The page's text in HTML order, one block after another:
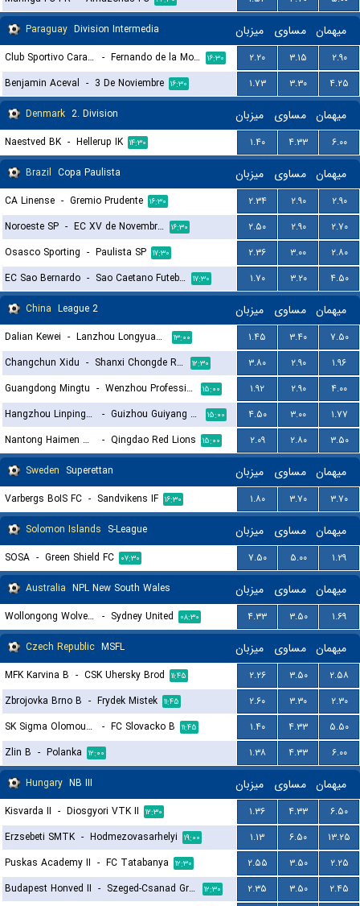
Paraguay Division Intermedia میزبان مساوی میهمان
Club Sportivo Carapegua - Fernando de la Mora ۱۶:۳۰ ۲.۲۰ ۳.۱۵
۲.۹۰
Benjamin Aceval - 3 De Noviembre ۱۶:۳۰ ۱.۷۳ ۳.۳۰
۴.۲۵
Denmark 2. Division میزبان مساوی میهمان
Naestved BK - Hellerup IK ۱۴:۳۰ ۱.۴۰ ۴.۳۳
۶.۰۰
Brazil Copa Paulista میزبان مساوی میهمان
CA Linense - Gremio Prudente ۱۶:۳۰ ۲.۳۴ ۲.۹۰
۲.۹۰
Noroeste SP - EC XV de Novembro (Piracicaba) ۱۶:۳۰ ۲.۵۰ ۲.۹۰
۲.۷۰
Osasco Sporting - Paulista SP ۱۷:۳۰ ۲.۳۶ ۳.۰۰
۲.۸۰
EC Sao Bernardo - Sao Caetano Futebol ۱۷:۳۰ ۱.۷۰ ۳.۲۰
۴.۵۰
China League 2 میزبان مساوی میهمان
Dalian Kewei - Lanzhou Longyuan Athletic ۱۳:۰۰ ۱.۴۵ ۳.۴۰
۷.۵۰
Changchun Xidu - Shanxi Chongde Ronghai Football Club ۱۲:۳۰ ۳.۸۰ ۲.۹۰
۱.۹۶
Guangdong Mingtu - Wenzhou Professional F.C ۱۵:۰۰ ۱.۹۲ ۲.۹۰
۴.۰۰
Hangzhou Linping Wuyue
- Guizhou Guiyang Athletic ۱۵:۰۰ ۴.۵۰ ۳.۰۰
۱.۷۷
Nantong Haimen Codion
- Qingdao Red Lions ۱۵:۰۰ ۲.۰۹ ۲.۸۰
۳.۵۰
Sweden Superettan میزبان مساوی میهمان
Varbergs BoIS FC - Sandvikens IF ۱۶:۳۰ ۱.۸۰ ۳.۷۰
۳.۷۰
Solomon Islands S-League میزبان مساوی میهمان
SOSA - Green Shield FC ۰۷:۳۰ ۷.۵۰ ۵.۰۰
۱.۲۹
Australia NPL New South Wales میزبان مساوی میهمان
Wollongong Wolves FC - Sydney United ۰۸:۳۰ ۴.۳۳ ۳.۵۰
۱.۶۹
Czech Republic MSFL میزبان مساوی میهمان
MFK Karvina B - CSK Uhersky Brod ۱۱:۴۵ ۲.۲۶ ۳.۵۰
۲.۵۸
Zbrojovka Brno B - Frydek Mistek ۱۱:۴۵ ۲.۶۰ ۳.۳۰
۲.۳۰
SK Sigma Olomouc 2
- FC Slovacko B ۱۱:۴۵ ۱.۴۰ ۴.۳۳
۵.۵۰
Zlin B - Polanka ۱۲:۰۰ ۱.۳۸ ۴.۳۳
۶.۰۰
Hungary NB III میزبان مساوی میهمان
Kisvarda II - Diosgyori VTK II ۱۲:۳۰ ۱.۳۶ ۴.۳۳
۶.۵۰
Erzsebeti SMTK - Hodmezovasarhelyi ۱۹:۰۰ ۱.۱۳ ۶.۵۰
۱۳.۲۵
Puskas Academy II - FC Tatabanya ۱۲:۳۰ ۲.۵۵ ۳.۵۰
۲.۲۵
Budapest Honved II - Szeged-Csanad Grosics II ۱۲:۳۰ ۲.۳۵ ۳.۵۰
۲.۴۵